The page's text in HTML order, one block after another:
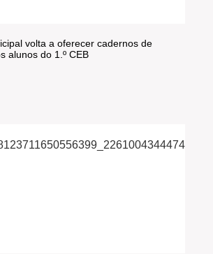
volta a oferecer cadernos de
alunos do 1.º CEB